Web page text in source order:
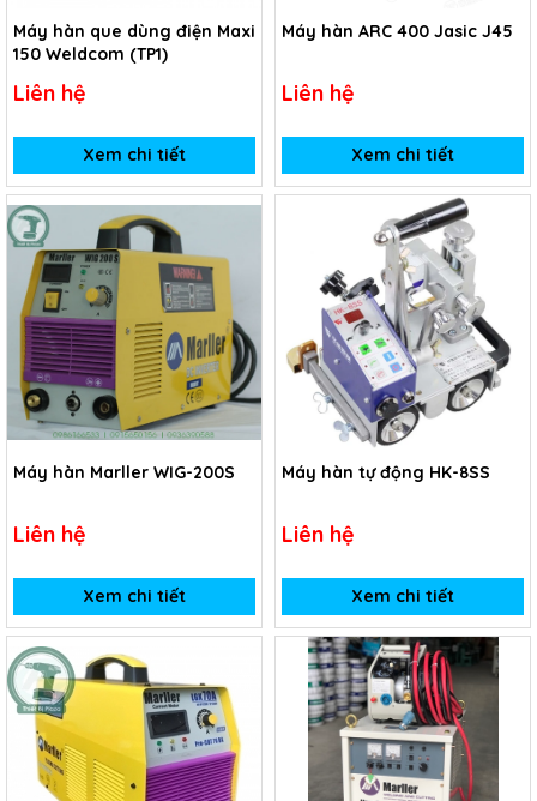
Máy hàn que dùng điện Maxi
150 Weldcom (TP1)
Liên hệ
Xem chi tiết
Máy hàn ARC 400 Jasic J45
Liên hệ
Xem chi tiết
Máy hàn Marller WIG-200S
Liên hệ
Xem chi tiết
Máy hàn tự động HK-8SS
Liên hệ
Xem chi tiết